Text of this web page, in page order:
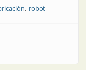
robot
industrial en